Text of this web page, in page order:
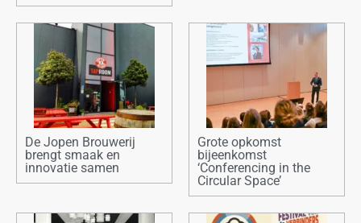
De Jopen Brouwerij
brengt smaak en
innovatie samen
Grote opkomst
bijeenkomst
‘Conferencing in the
Circular Space’